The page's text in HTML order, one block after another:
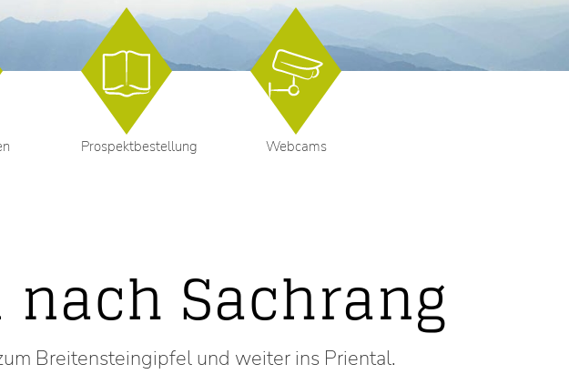
Prospektbestellung Webcams
Sachrang
Breitensteingipfel und weiter ins Priental.